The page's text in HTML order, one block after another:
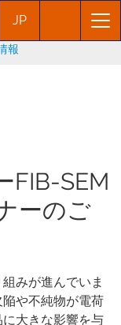
JP
報
FIB-SEM
ーのご
みが進んでいま
や不純物が電荷
大きな影響を与